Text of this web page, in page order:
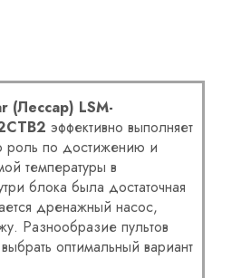
(Лессар) LSM-
эффективно выполняет
роль по достижению и
температуры в
блока была достаточная
дренажный насос,
Разнообразие пультов
оптимальный вариант